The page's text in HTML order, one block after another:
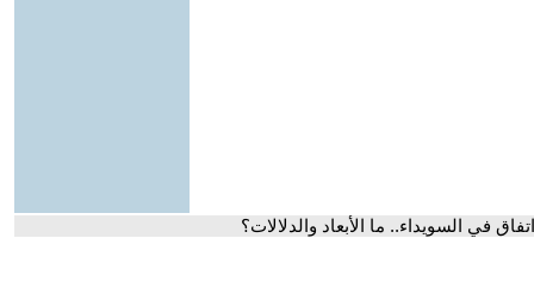
في السويداء.. ما الأبعاد والدلالات؟